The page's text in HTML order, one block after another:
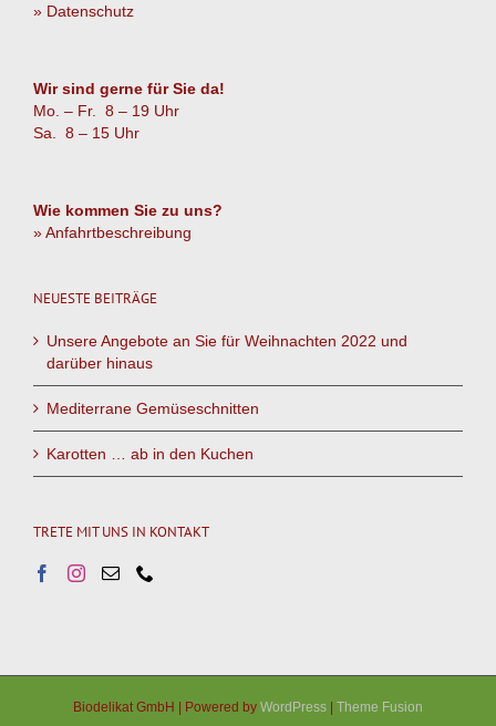
» Datenschutz
Wir sind gerne für Sie da!
Mo. – Fr. 8 – 19 Uhr
Sa. 8 – 15 Uhr
Wie kommen Sie zu uns?
» Anfahrtbeschreibung
NEUESTE BEITRÄGE
Unsere Angebote an Sie für Weihnachten 2022 und
darüber hinaus
Mediterrane Gemüseschnitten
Karotten … ab in den Kuchen
TRETE MIT UNS IN KONTAKT
Biodelikat GmbH | Powered by WordPress Theme Fusion